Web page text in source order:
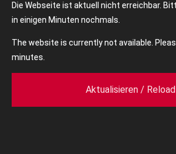
Die Webseite ist aktuell nicht erreichbar.
in einigen Minuten nochmals.
The website is currently not available.
minutes.
Aktualisieren / Reload